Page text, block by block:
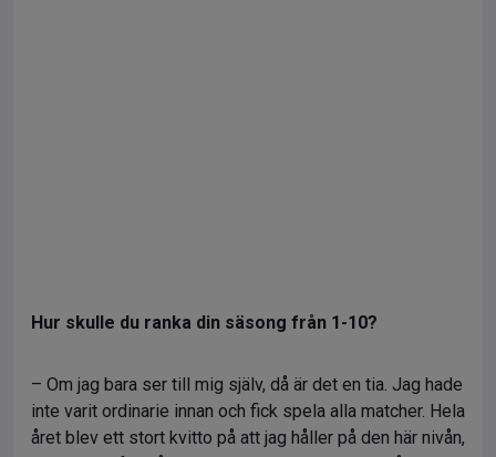
Hur skulle du ranka din säsong från 1-10?
– Om jag bara ser till mig själv, då är det en tia. Jag hade
inte varit ordinarie innan och fick spela alla matcher. Hela
året blev ett stort kvitto på att jag håller på den här nivån,